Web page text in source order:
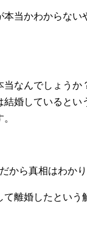
当かわからない
当なんでしょうか
結婚しているとい
から真相はわかり
て離婚したという